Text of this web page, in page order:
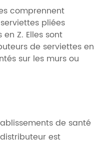
comprennent
pliées
Z. Elles sont
de serviettes en
sur les murs ou
de santé
est